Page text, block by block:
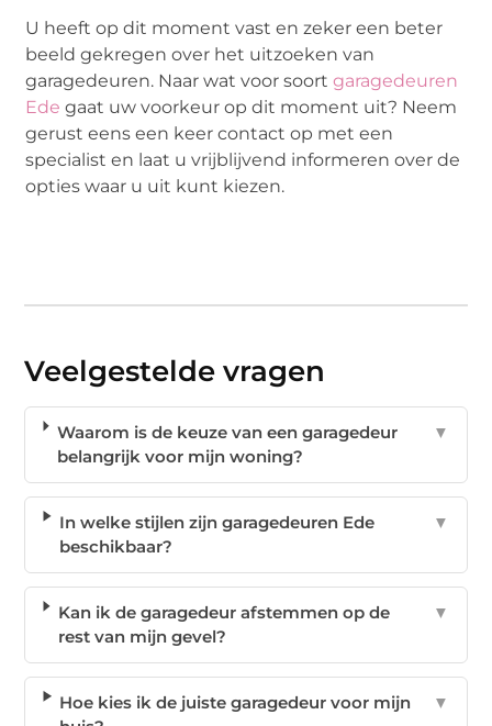
U heeft op dit moment vast en zeker een beter
beeld gekregen over het uitzoeken van
garagedeuren. Naar wat voor soortgaragedeuren
Ede gaat uw voorkeur op dit moment uit? Neem
gerust eens een keer contact op met een
specialist en laat u vrijblijvend informeren over de
opties waar u uit kunt kiezen.
Veelgestelde vragen
Waarom is de keuze van een garagedeur
belangrijk voor mijn woning?
▼
In welke stijlen zijn garagedeuren Ede
beschikbaar?
▼
Kan ik de garagedeur afstemmen op de
rest van mijn gevel?
▼
Hoe kies ik de juiste garagedeur voor mijn
▼